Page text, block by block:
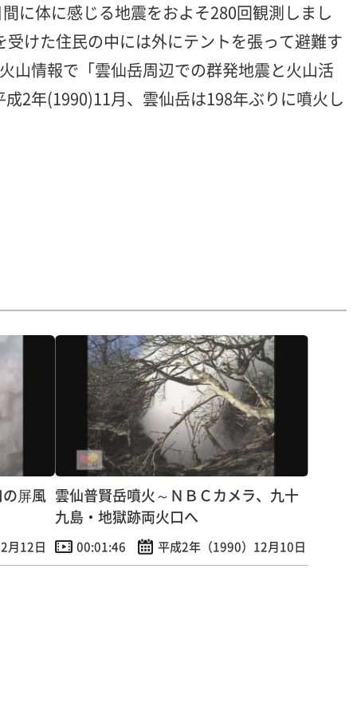
に体に感じる地震をおよそ280回観測しまし
けた住民の中には外にテントを張って避難す
山情報で「雲仙岳周辺での群発地震と火山活
2年(1990)11月、雲仙岳は198年ぶりに噴火し
屏風
月12日
雲仙普賢岳噴火～ＮＢＣカメラ、九十
九島・地獄跡両火口へ
00:01:46 平成2年（1990）12月10日